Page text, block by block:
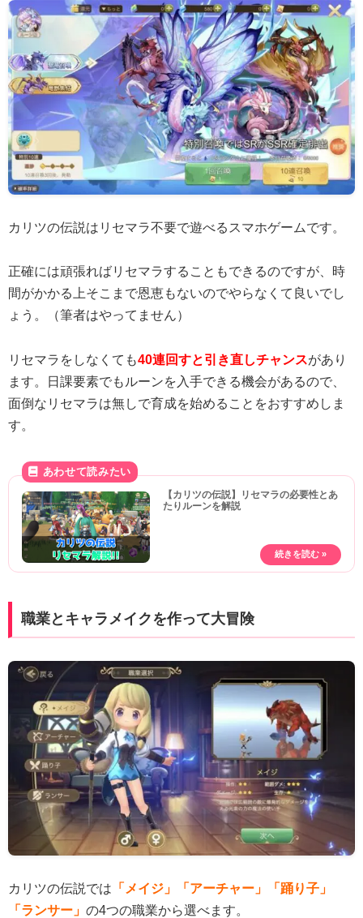
カリツの伝説はリセマラ不要で遊べるスマホゲームです。
正確には頑張ればリセマラすることもできるのですが、時
間がかかる上そこまで恩恵もないのでやらなくて良いでし
ょう。（筆者はやってません）
リセマラをしなくても40連回すと引き直しチャンスがあり
ます。日課要素でもルーンを入手できる機会があるので、
面倒なリセマラは無しで育成を始めることをおすすめしま
す。
【カリツの伝説】リセマラの必要性とあ
たりルーンを解説
職業とキャラメイクを作って大冒険
カリツの伝説では 「メイジ」「アーチャー」「踊り子」
「ランサー」 の4つの職業から選べます。